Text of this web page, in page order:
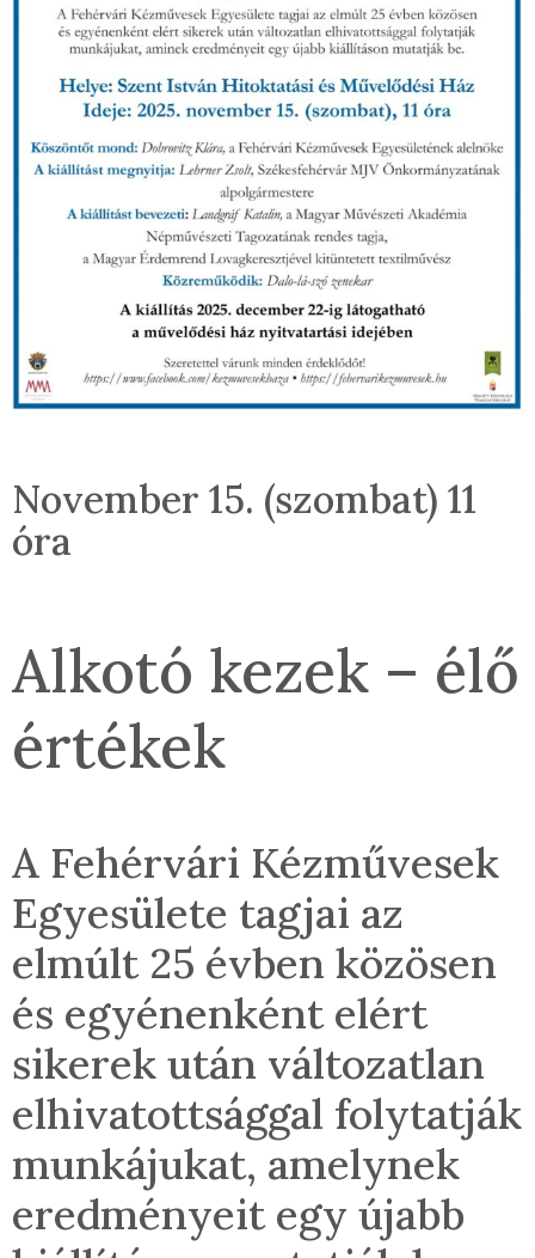
November 15. (szombat) 11
óra
Alkotó kezek – élő
értékek
A Fehérvári Kézművesek
Egyesülete tagjai az
elmúlt 25 évben közösen
és egyénenként elért
sikerek után változatlan
elhivatottsággal folytatják
munkájukat, amelynek
eredményeit egy újabb